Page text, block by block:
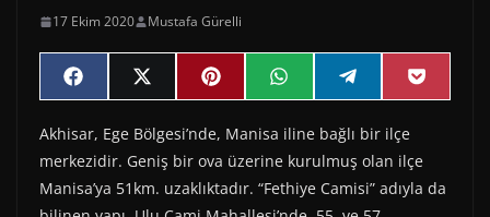
17 Ekim 2020 Mustafa Gürelli
Share
on
F
a
e
b
o
o
k
Share
on
X
(
w
i
t
t
e
Share
on
P
i
t
e
r
e
s
Share
on
W
h
t
s
A
p
p
Share
on
e
e
g
r
a
m
Share
on
P
o
Akhisar, Ege Bölgesi’nde, Manisa iline bağlı bir ilçe
merkezidir. Geniş bir ova üzerine kurulmuş olan ilçe
Manisa’ya 51km. uzaklıktadır. “Fethiye Camisi” adıyla da